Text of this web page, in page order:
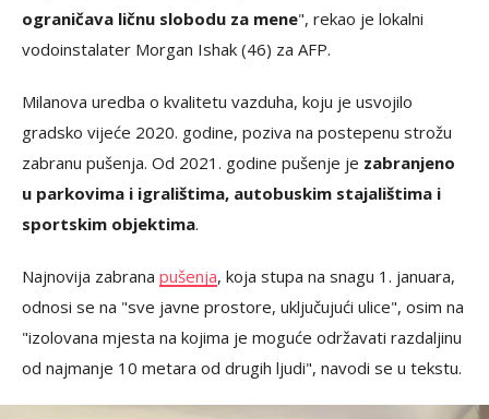
ograničava ličnu slobodu za mene", rekao je lokalni
vodoinstalater Morgan Ishak (46) za AFP.
Milanova uredba o kvalitetu vazduha, koju je usvojilo
gradsko vijeće 2020. godine, poziva na postepenu strožu
zabranu pušenja. Od 2021. godine pušenje je zabranjeno
u parkovima i igralištima, autobuskim stajalištima i
sportskim objektima.
Najnovija zabrana pušenja, koja stupa na snagu 1. januara,
odnosi se na "sve javne prostore, uključujući ulice", osim na
"izolovana mjesta na kojima je moguće održavati razdaljinu
od najmanje 10 metara od drugih ljudi", navodi se u tekstu.